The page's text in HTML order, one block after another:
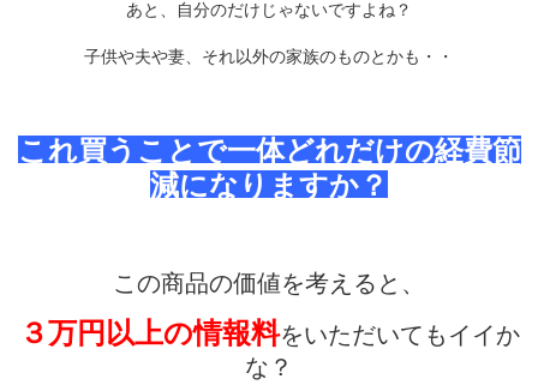
あと、自分のだけじゃないですよね？
子供や夫や妻、それ以外の家族のものとかも・・
これ買うことで一体どれだけの経費節
減になりますか？
この商品の価値を考えると、
３万円以上の情報料をいただいてもイイか
な？